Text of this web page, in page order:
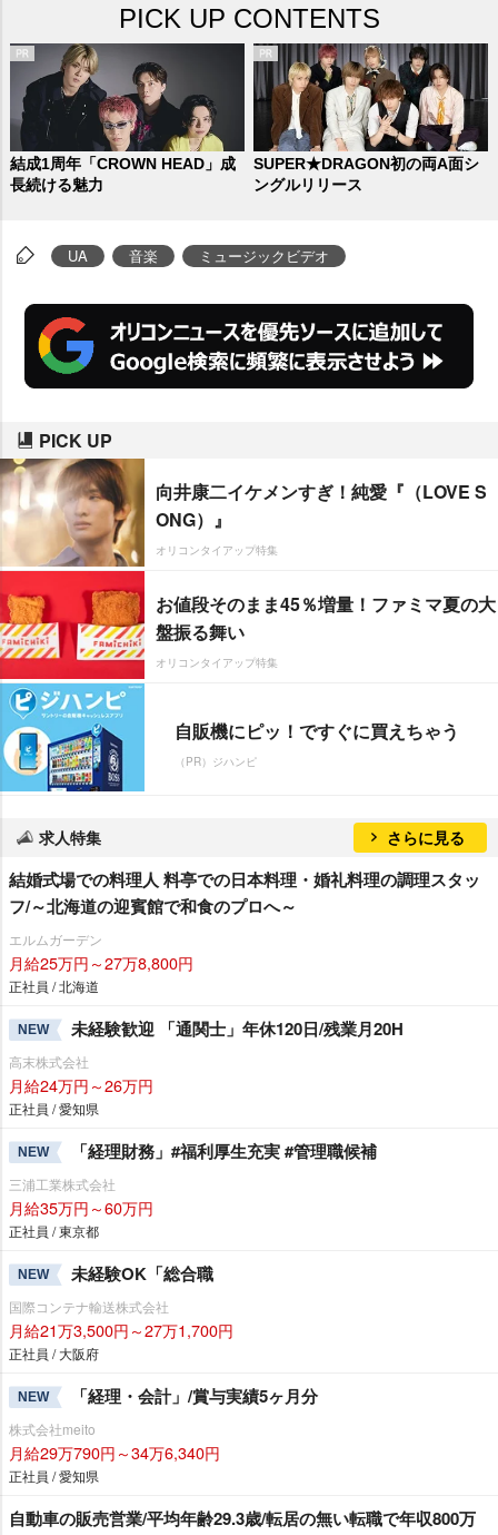
PICK UP CONTENTS
結成1周年「CROWN HEAD」成
長続ける魅力
SUPER★DRAGON初の両A面シ
ングルリリース
UA 音楽 ミュージックビデオ
PICK UP
向井康二イケメンすぎ！純愛『（LOVE S
ONG）』
オリコンタイアップ特集
お値段そのまま45％増量！ファミマ夏の大
盤振る舞い
オリコンタイアップ特集
自販機にピッ！ですぐに買えちゃう
（PR）ジハンピ
求人特集 さらに見る
結婚式場での料理人 料亭での日本料理・婚礼料理の調理スタッ
フ/～北海道の迎賓館で和食のプロへ～
エルムガーデン
月給25万円～27万8,800円
正社員 / 北海道
NEW 未経験歓迎 「通関士」年休120日/残業月20H
高末株式会社
月給24万円～26万円
正社員 / 愛知県
NEW 「経理財務」#福利厚生充実 #管理職候補
三浦工業株式会社
月給35万円～60万円
正社員 / 東京都
NEW 未経験OK「総合職
国際コンテナ輸送株式会社
月給21万3,500円～27万1,700円
正社員 / 大阪府
NEW 「経理・会計」/賞与実績5ヶ月分
株式会社meito
月給29万790円～34万6,340円
正社員 / 愛知県
自動車の販売営業/平均年齢29.3歳/転居の無い転職で年収800万